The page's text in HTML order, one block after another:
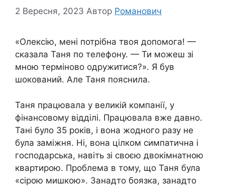
2 Вересня, 2023 Автор Романович
«Олексію, мені потрібна твоя допомога! —
сказала Таня по телефону. — Ти можеш зі
мною терміново одружитися?». Я був
шокований. Але Таня пояснила.
Таня працювала у великій компанії, у
фінансовому відділі. Працювала вже давно.
Тані було 35 років, і вона жодного разу не
була заміжня. Ні, вона цілком симпатична і
господарська, навіть зі своєю двокімнатною
квартирою. Проблема в тому, що Таня була
«сірою мишкою». Занадто боязка, занадто